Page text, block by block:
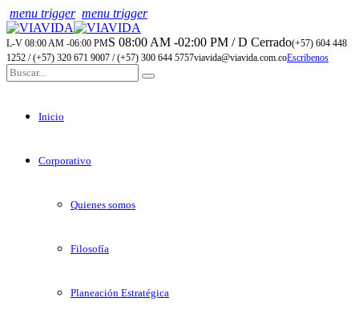
menu trigger menu trigger
L-V 08:00 AM -06:00 PMS 08:00 AM -02:00 PM / D Cerrado(+57) 604 448
1252 / (+57) 320 671 9007 / (+57) 300 644 5757viavida@viavida.com.coEscribenos
Inicio
Corporativo
Quienes somos
Filosofía
Planeación Estratégica